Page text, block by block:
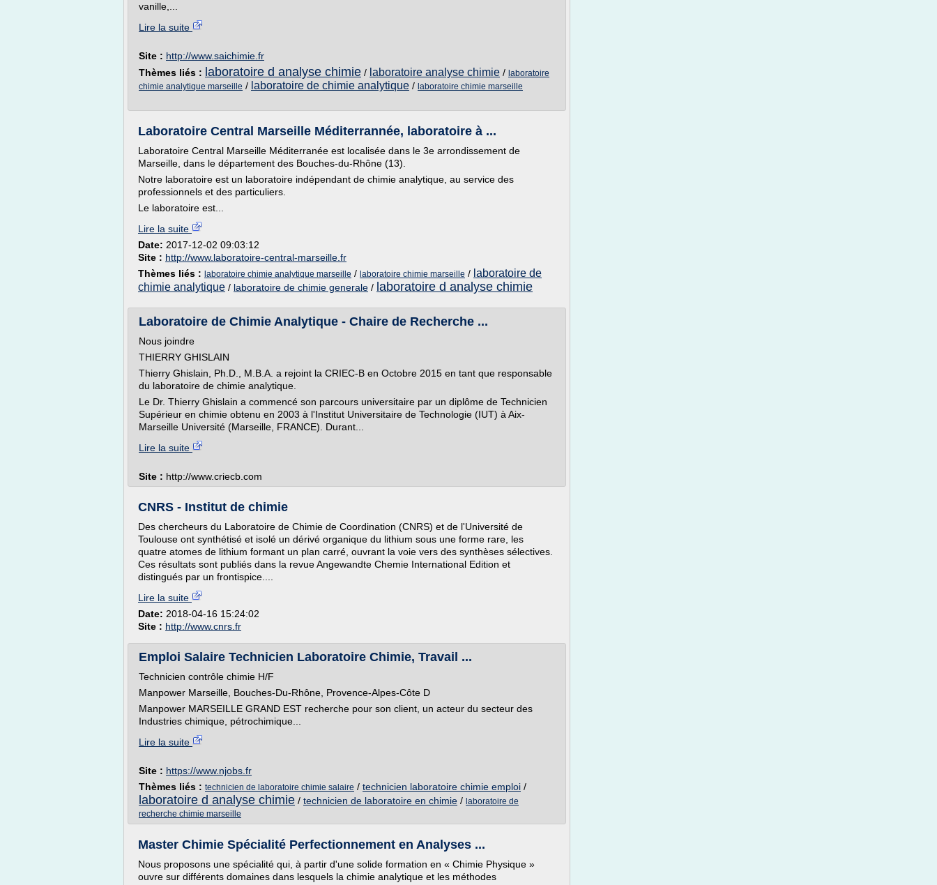
vanille,...
Lire la suite
Site : http://www.saichimie.fr
Thèmes liés : laboratoire d analyse chimie / laboratoire analyse chimie / laboratoire
chimie analytique marseille / laboratoire de chimie analytique / laboratoire chimie marseille
Laboratoire Central Marseille Méditerrannée, laboratoire à ...
Laboratoire Central Marseille Méditerranée est localisée dans le 3e arrondissement de
Marseille, dans le département des Bouches-du-Rhône (13).
Notre laboratoire est un laboratoire indépendant de chimie analytique, au service des
professionnels et des particuliers.
Le laboratoire est...
Lire la suite
Date: 2017-12-02 09:03:12
Site : http://www.laboratoire-central-marseille.fr
Thèmes liés : laboratoire chimie analytique marseille / laboratoire chimie marseille / laboratoire de
chimie analytique / laboratoire de chimie generale / laboratoire d analyse chimie
Laboratoire de Chimie Analytique - Chaire de Recherche ...
Nous joindre
THIERRY GHISLAIN
Thierry Ghislain, Ph.D., M.B.A. a rejoint la CRIEC-B en Octobre 2015 en tant que responsable
du laboratoire de chimie analytique.
Le Dr. Thierry Ghislain a commencé son parcours universitaire par un diplôme de Technicien
Supérieur en chimie obtenu en 2003 à l'Institut Universitaire de Technologie (IUT) à Aix-
Marseille Université (Marseille, FRANCE). Durant...
Lire la suite
Site : http://www.criecb.com
CNRS - Institut de chimie
Des chercheurs du Laboratoire de Chimie de Coordination (CNRS) et de l'Université de
Toulouse ont synthétisé et isolé un dérivé organique du lithium sous une forme rare, les
quatre atomes de lithium formant un plan carré, ouvrant la voie vers des synthèses sélectives.
Ces résultats sont publiés dans la revue Angewandte Chemie International Edition et
distingués par un frontispice....
Lire la suite
Date: 2018-04-16 15:24:02
Site : http://www.cnrs.fr
Emploi Salaire Technicien Laboratoire Chimie, Travail ...
Technicien contrôle chimie H/F
Manpower Marseille, Bouches-Du-Rhône, Provence-Alpes-Côte D
Manpower MARSEILLE GRAND EST recherche pour son client, un acteur du secteur des
Industries chimique, pétrochimique...
Lire la suite
Site : https://www.njobs.fr
Thèmes liés : technicien de laboratoire chimie salaire / technicien laboratoire chimie emploi /
laboratoire d analyse chimie / technicien de laboratoire en chimie / laboratoire de
recherche chimie marseille
Master Chimie Spécialité Perfectionnement en Analyses ...
Nous proposons une spécialité qui, à partir d'une solide formation en « Chimie Physique »
ouvre sur différents domaines dans lesquels la chimie analytique et les méthodes